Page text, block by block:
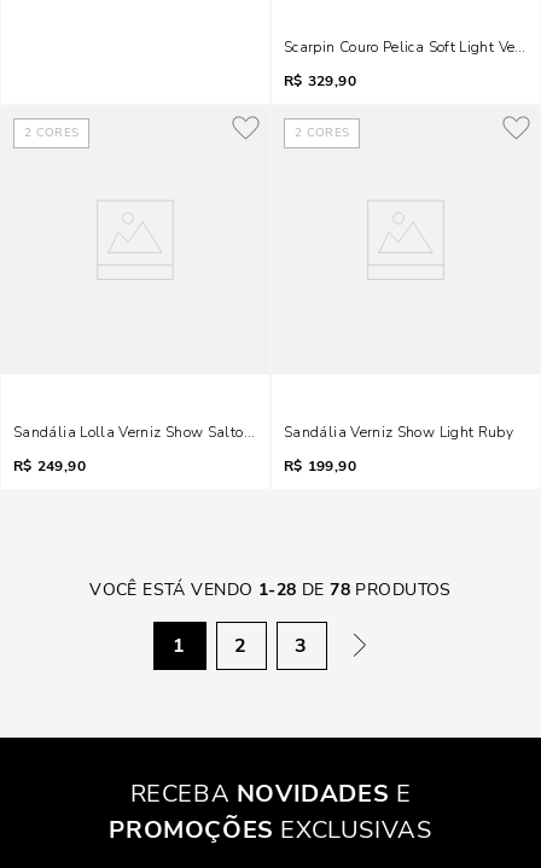
Scarpin Couro Pelica Soft Light
R$ 329,90
2 CORES
Sandália Lolla Verniz Show Salto Alto Grosso Preta
R$ 249,90
2 CORES
Sandália Verniz Show Light Ruby
R$ 199,90
VOCÊ ESTÁ VENDO 1-28 DE78 PRODUTOS
1 2 3
RECEBA NOVIDADES E
PROMOÇÕES EXCLUSIVAS